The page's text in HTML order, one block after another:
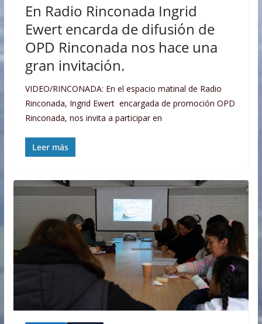
En Radio Rinconada Ingrid
Ewert encarda de difusión de
OPD Rinconada nos hace una
gran invitación.
VIDEO/RINCONADA: En el espacio matinal de Radio
Rinconada, Ingrid Ewert encargada de promoción OPD
Rinconada, nos invita a participar en
Leer más